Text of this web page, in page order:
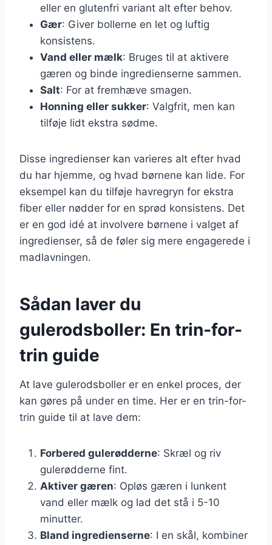
eller en glutenfri variant alt efter behov.
Gær: Giver bollerne en let og luftig
konsistens.
Vand eller mælk: Bruges til at aktivere
gæren og binde ingredienserne sammen.
Salt: For at fremhæve smagen.
Honning eller sukker: Valgfrit, men kan
tilføje lidt ekstra sødme.
Disse ingredienser kan varieres alt efter hvad
du har hjemme, og hvad børnene kan lide. For
eksempel kan du tilføje havregryn for ekstra
fiber eller nødder for en sprød konsistens. Det
er en god idé at involvere børnene i valget af
ingredienser, så de føler sig mere engagerede i
madlavningen.
Sådan laver du
gulerodsboller: En trin-for-
trin guide
At lave gulerodsboller er en enkel proces, der
kan gøres på under en time. Her er en trin-for-
trin guide til at lave dem:
Forbered gulerødderne: Skræl og riv
gulerødderne fint.
Aktiver gæren: Opløs gæren i lunkent
vand eller mælk og lad det stå i 5-10
minutter.
Bland ingredienserne: I en skål, kombiner